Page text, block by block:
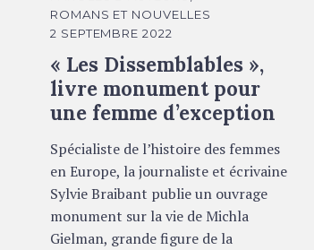
É
G
O
I
E
ROMANS ET NOUVELLES
2 SEPTEMBRE 2022
« Les Dissemblables »,
livre monument pour
une femme d’exception
Spécialiste de l’histoire des femmes
en Europe, la journaliste et écrivaine
Sylvie Braibant publie un ouvrage
monument sur la vie de Michla
Gielman, grande figure de la